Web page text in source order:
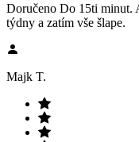
Doručeno Do 15ti minut.
týdny a zatím vše šlape.
Majk T.